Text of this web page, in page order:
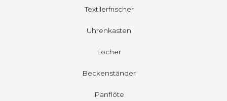
Textilerfrischer
Uhrenkasten
Locher
Beckenständer
Panflöte